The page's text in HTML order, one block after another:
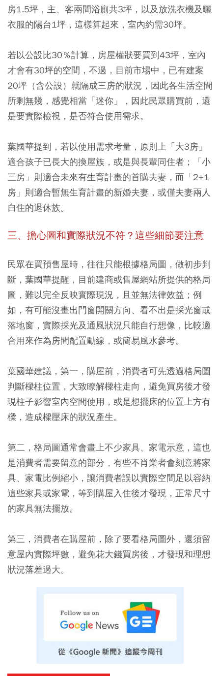
房1.5坪，主、客兩間浴廁共3坪，以及放洗衣機及曬
衣服的陽台1坪，這樣算起來，室內約需30坪。
若以公設比30％計算，房屋權狀要買到43坪，室內
才會有30坪的空間，不過，目前市場中，已有建案
20坪（含公設）就隔成三房的狀況，因此各生活空間
所剩無幾，感覺相當「迷你」，因此民眾購買前，還
是要實際檢視，是否符合使用需求。
葉國華提到，若以使用需求考量，原則上「大3房」
適合孩子已長大的換屋族，或是與長輩同住者；「小
三房」則適合未來有生育計畫的首購夫妻，而「2+1
房」則適合暫無生育計畫的新婚夫妻，或僅夫妻兩人
自住的退休族。
三、擔心圖和實際狀況不符？這些細節要注意
民眾在買預售屋時，往往只能根據格局圖，做初步判
斷，葉國華提醒，目前建商或售屋網站所提供的格局
圖，難以完全反映實際現況，且並無法律效益；例
如，有可能沒畫出門窗開關方向、看不出是採光窗或
落地窗，實際採光及通風狀況只能自行想像，比較適
合用來作為房間配置動線，或簡易風水參考。
葉國華建議，第一，購屋前，消費者可先透過格局圖
判斷樑柱位置，大致瞭解樑柱走向，避免買房後才發
現柱子影響室內空間使用，或是想擺床的位置上方有
樑，造成樑壓床的狀況產生。
第二，格局圖通常會畫上不少家具、家電示意，這也
是消費者需要留意的部分，有些不肖業者會刻意將家
具、家電比例縮小，讓消費者誤以實際空間足以容納
這些家具或家電，等到購屋入住後才發現，正常尺寸
的家具無法擺放。
第三，消費者在購屋前，除了要看格局圖外，還須留
意屋內實際坪數，避免花大錢買房後，才發現和理想
狀況落差過大。